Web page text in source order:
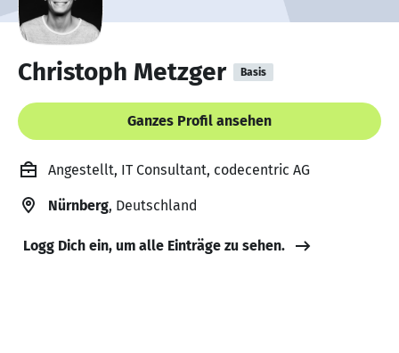
Christoph Metzger Basis
Ganzes Profil ansehen
Angestellt, IT Consultant, codecentric AG
Nürnberg, Deutschland
Logg Dich ein, um alle Einträge zu sehen.